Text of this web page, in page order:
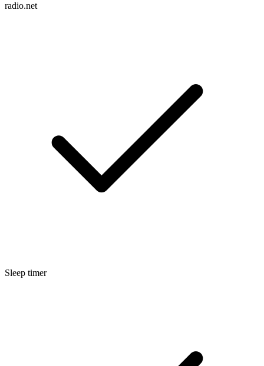
radio.net
Sleep timer